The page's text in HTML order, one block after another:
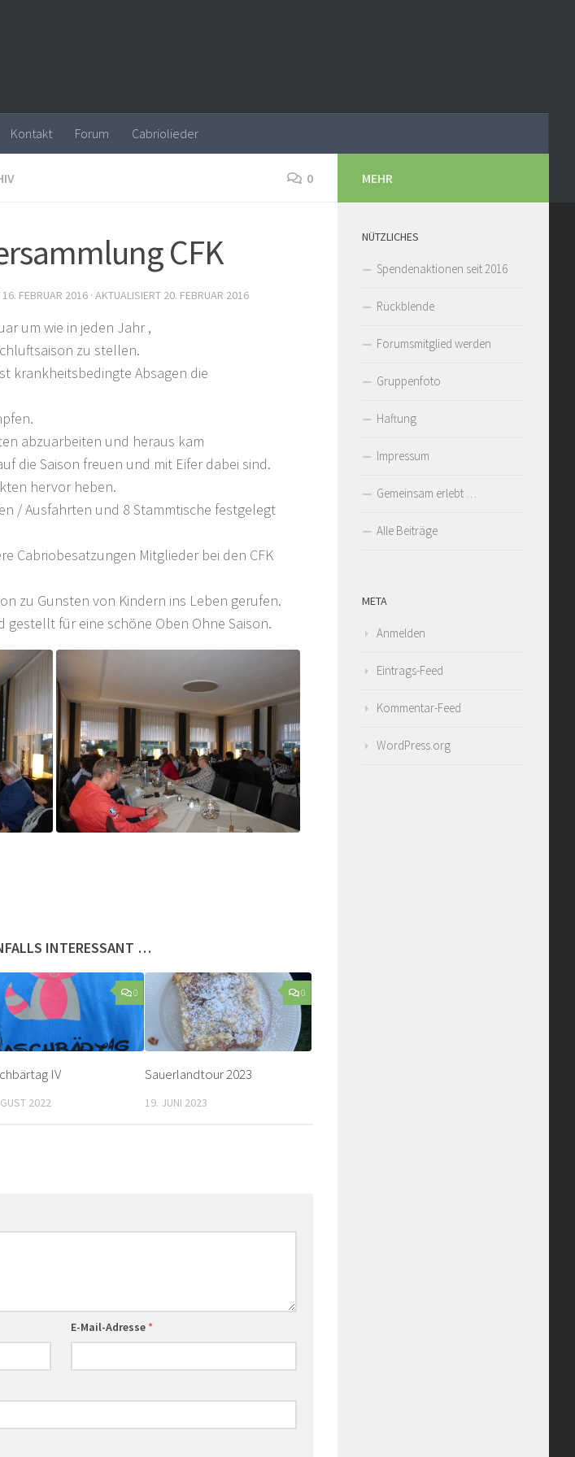
Kontakt Forum Cabriolieder
0
CFK
16. FEBRUAR 2016 · AKTUALISIERT 20. FEBRUAR 2016
um wie in jeden Jahr ,
zu stellen.
krankheitsbedingte Absagen die
abzuarbeiten und heraus kam
die Saison freuen und mit Eifer dabei sind.
hervor heben.
/ Ausfahrten und 8 Stammtische festgelegt
Cabriobesatzungen Mitglieder bei den CFK
zu Gunsten von Kindern ins Leben gerufen.
gestellt für eine schöne Oben Ohne Saison.
INTERESSANT …
0
IV
2022
0
Sauerlandtour 2023
19. JUNI 2023
E-Mail-Adresse *
MEHR
NÜTZLICHES
Spendenaktionen seit 2016
Rückblende
Forumsmitglied werden
Gruppenfoto
Haftung
Impressum
Gemeinsam erlebt …
Alle Beiträge
META
Anmelden
Eintrags-Feed
Kommentar-Feed
WordPress.org